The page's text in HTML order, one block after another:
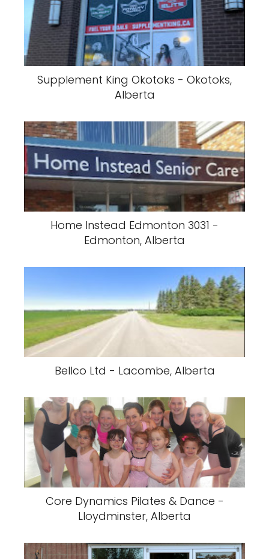
Supplement King Okotoks - Okotoks,
Alberta
Home Instead Edmonton 3031 -
Edmonton, Alberta
Bellco Ltd - Lacombe, Alberta
Core Dynamics Pilates & Dance -
Lloydminster, Alberta